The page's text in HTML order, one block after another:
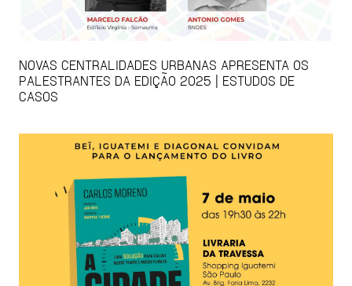
NOVAS CENTRALIDADES URBANAS APRESENTA OS
PALESTRANTES DA EDIÇÃO 2025 | ESTUDOS DE
CASOS